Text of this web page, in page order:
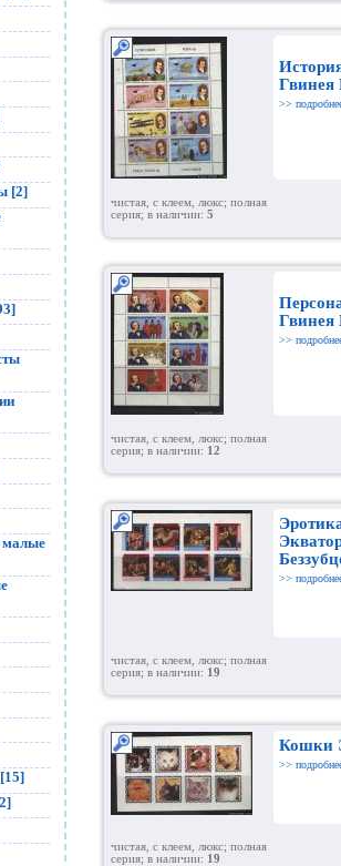
[2]
>>
чистая, с клеем, люкс; полная
серия; в наличии: 5
>>
чистая, с клеем, люкс; полная
серия; в наличии: 12
>>
чистая, с клеем, люкс; полная
серия; в наличии: 19
Кошки
>>
чистая, с клеем, люкс; полная
серия; в наличии: 19